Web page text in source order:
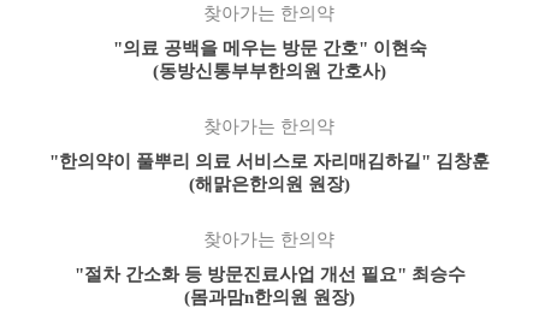
찾아가는 한의약
"의료 공백을 메우는 방문 간호" 이현숙
(동방신통부부한의원 간호사)
찾아가는 한의약
"한의약이 풀뿌리 의료 서비스로 자리매김하길" 김창훈
(해맑은한의원 원장)
찾아가는 한의약
"절차 간소화 등 방문진료사업 개선 필요" 최승수
(몸과맘n한의원 원장)